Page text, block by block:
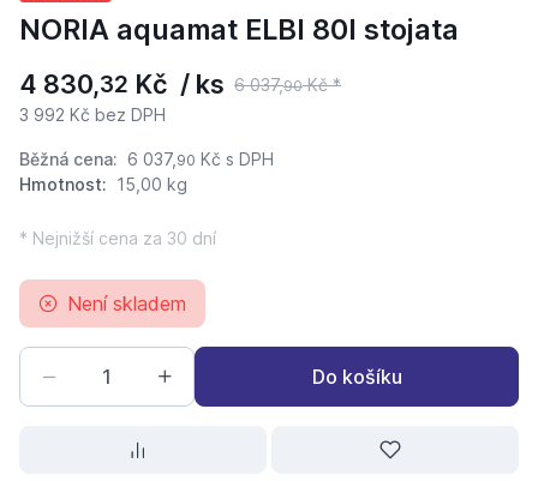
NORIA aquamat ELBI 80l stojata
4 830,32 Kč / ks 6 037,90Kč *
3 992 Kč bez DPH
Běžná cena: 6 037, 90 Kč s DPH
Hmotnost: 15,00 kg
* Nejnižší cena za 30 dní
Není skladem
Do košíku